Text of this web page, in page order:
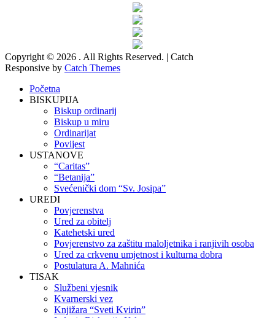
Copyright © 2026 . All Rights Reserved. | Catch
Responsive by Catch Themes
Početna
BISKUPIJA
Biskup ordinarij
Biskup u miru
Ordinarijat
Povijest
USTANOVE
“Caritas”
“Betanija”
Svećenički dom “Sv. Josipa”
UREDI
Povjerenstva
Ured za obitelj
Katehetski ured
Povjerenstvo za zaštitu maloljetnika i ranjivih osoba
Ured za crkvenu umjetnost i kulturna dobra
Postulatura A. Mahnića
TISAK
Službeni vjesnik
Kvarnerski vez
Knjižara “Sveti Kvirin”